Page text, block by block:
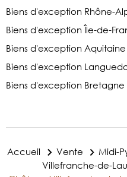
Biens d'exception Rhône-
Biens d'exception Île-de-
Biens d'exception Aquitaine
Biens d'exception
Biens d'exception Bretagne
Accueil Vente Midi-
Villefranche-de-